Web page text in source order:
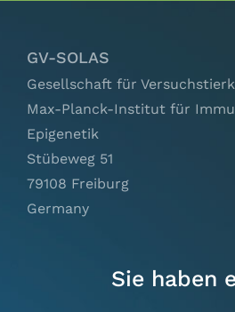
GV-SOLAS
Gesellschaft für
Max-Planck-Institut für
Epigenetik
Stübeweg 51
79108 Freiburg
Germany
Sie haben